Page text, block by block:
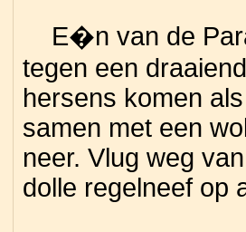
E�n van de
tegen een
hersens komen
samen met een
neer. Vlug weg
dolle regelneef op